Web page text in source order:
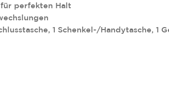
perfekten Halt
1 Schenkel-/Handytasche,